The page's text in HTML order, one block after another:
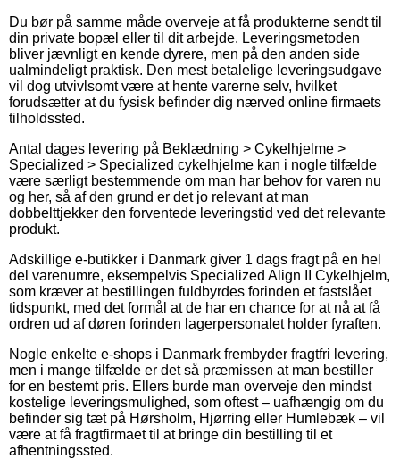
Du bør på samme måde overveje at få produkterne sendt til
din private bopæl eller til dit arbejde. Leveringsmetoden
bliver jævnligt en kende dyrere, men på den anden side
ualmindeligt praktisk. Den mest betalelige leveringsudgave
vil dog utvivlsomt være at hente varerne selv, hvilket
forudsætter at du fysisk befinder dig nærved online firmaets
tilholdssted.
Antal dages levering på Beklædning > Cykelhjelme >
Specialized > Specialized cykelhjelme kan i nogle tilfælde
være særligt bestemmende om man har behov for varen nu
og her, så af den grund er det jo relevant at man
dobbelttjekker den forventede leveringstid ved det relevante
produkt.
Adskillige e-butikker i Danmark giver 1 dags fragt på en hel
del varenumre, eksempelvis Specialized Align II Cykelhjelm,
som kræver at bestillingen fuldbyrdes forinden et fastslået
tidspunkt, med det formål at de har en chance for at nå at få
ordren ud af døren forinden lagerpersonalet holder fyraften.
Nogle enkelte e-shops i Danmark frembyder fragtfri levering,
men i mange tilfælde er det så præmissen at man bestiller
for en bestemt pris. Ellers burde man overveje den mindst
kostelige leveringsmulighed, som oftest – uafhængig om du
befinder sig tæt på Hørsholm, Hjørring eller Humlebæk – vil
være at få fragtfirmaet til at bringe din bestilling til et
afhentningssted.